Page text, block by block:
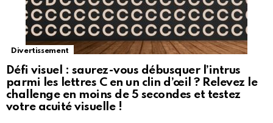
Divertissement
Défi visuel : saurez-vous débusquer l’intrus
parmi les lettres C en un clin d’œil ? Relevez le
challenge en moins de 5 secondes et testez
votre acuité visuelle !